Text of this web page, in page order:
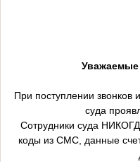
Уважаемые
При поступлении звонков
суда
Сотрудники суда
коды из СМС, данные